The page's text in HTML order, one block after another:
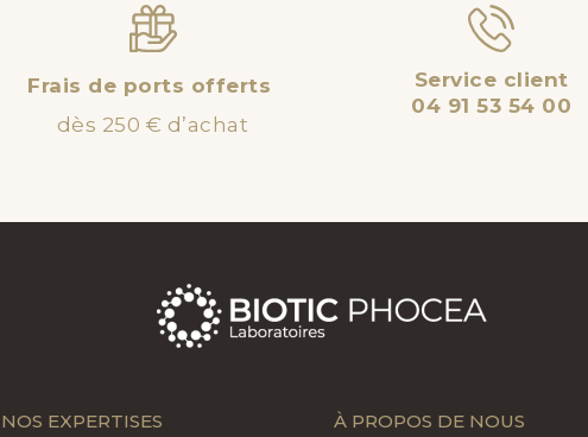
Frais de ports offerts
dès 250 € d’achat
Service client
04 91 53 54 00
NOS EXPERTISES À PROPOS DE NOUS